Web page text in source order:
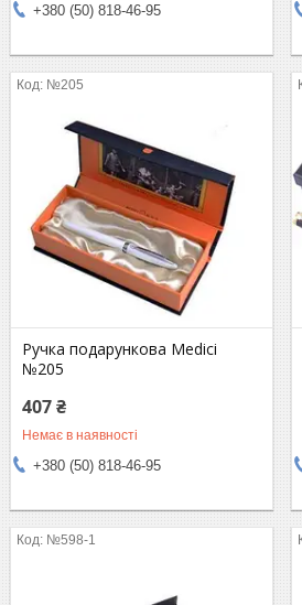
+380 (50) 818-46-95
№205
Ручка подарункова Medici
№205
407 ₴
Немає в наявності
+380 (50) 818-46-95
№598-1